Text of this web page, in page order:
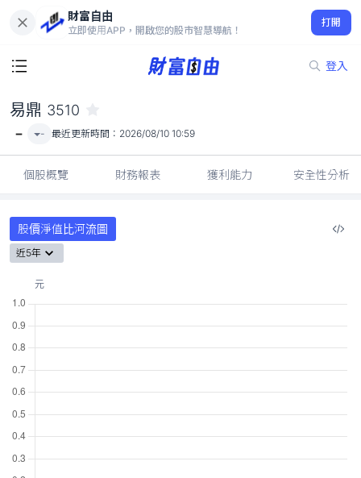
財富自由
立即使用APP，開啟您的股市智慧導航！
打開
登入
-
易鼎 3510
- - 最近更新時間： 2026/08/10 10:59
個股概覽 財務報表 獲利能力 安全性分析
股價淨值比河流圖
近5年